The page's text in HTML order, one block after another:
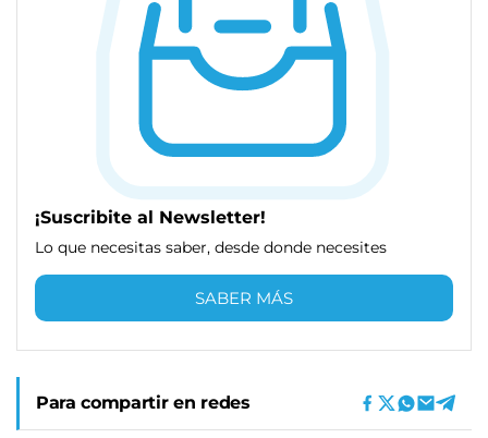
¡Suscribite al Newsletter!
Lo que necesitas saber, desde donde necesites
SABER MÁS
Para compartir en redes